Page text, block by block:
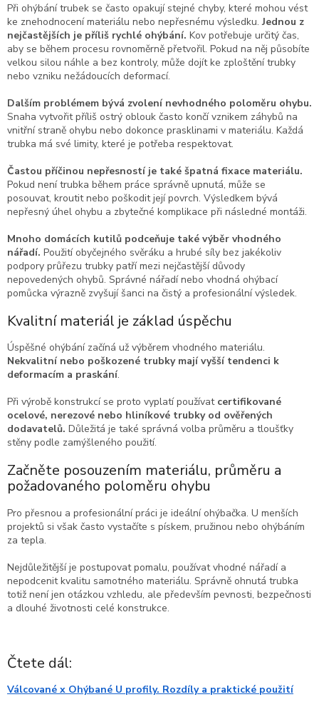
Při ohýbání trubek se často opakují stejné chyby, které mohou vést
ke znehodnocení materiálu nebo nepřesnému výsledku.Jednou z
nejčastějších je příliš rychlé ohýbání. Kov potřebuje určitý čas,
aby se během procesu rovnoměrně přetvořil. Pokud na něj působíte
velkou silou náhle a bez kontroly, může dojít ke zploštění trubky
nebo vzniku nežádoucích deformací.
Dalším problémem bývá zvolení nevhodného poloměru ohybu.
Snaha vytvořit příliš ostrý oblouk často končí vznikem záhybů na
vnitřní straně ohybu nebo dokonce prasklinami v materiálu. Každá
trubka má své limity, které je potřeba respektovat.
Častou příčinou nepřesností je také špatná fixace materiálu.
Pokud není trubka během práce správně upnutá, může se
posouvat, kroutit nebo poškodit její povrch. Výsledkem bývá
nepřesný úhel ohybu a zbytečné komplikace při následné montáži.
Mnoho domácích kutilů podceňuje také výběr vhodného
nářadí. Použití obyčejného svěráku a hrubé síly bez jakékoliv
podpory průřezu trubky patří mezi nejčastější důvody
nepovedených ohybů. Správné nářadí nebo vhodná ohýbací
pomůcka výrazně zvyšují šanci na čistý a profesionální výsledek.
Kvalitní materiál je základ úspěchu
Úspěšné ohýbání začíná už výběrem vhodného materiálu.
Nekvalitní nebo poškozené trubky mají vyšší tendenci k
deformacím a praskání.
Při výrobě konstrukcí se proto vyplatí používat certifikované
ocelové, nerezové nebo hliníkové trubky od ověřených
dodavatelů. Důležitá je také správná volba průměru a tloušťky
stěny podle zamýšleného použití.
Začněte posouzením materiálu, průměru a
požadovaného poloměru ohybu
Pro přesnou a profesionální práci je ideální ohýbačka. U menších
projektů si však často vystačíte s pískem, pružinou nebo ohýbáním
za tepla.
Nejdůležitější je postupovat pomalu, používat vhodné nářadí a
nepodcenit kvalitu samotného materiálu. Správně ohnutá trubka
totiž není jen otázkou vzhledu, ale především pevnosti, bezpečnosti
a dlouhé životnosti celé konstrukce.
Čtete dál:
Válcované x Ohýbané U profily. Rozdíly a praktické použití